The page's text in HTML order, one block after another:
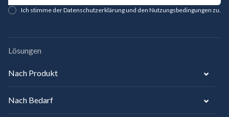
Ich stimme der Datenschutzerklärung und den Nutzungsbedingungen zu.
Lösungen
Nach Produkt
Nach Bedarf